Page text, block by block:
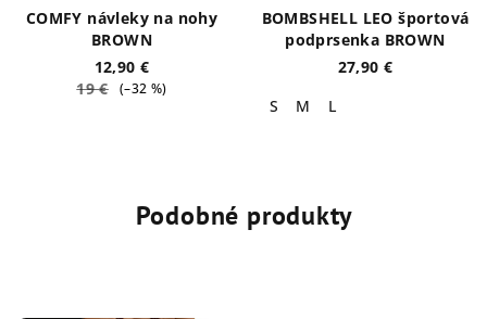
COMFY návleky na nohy
BROWN
12,90 €
19 € (–32 %)
BOMBSHELL LEO športová
podprsenka BROWN
27,90 €
S
M L
Podobné produkty